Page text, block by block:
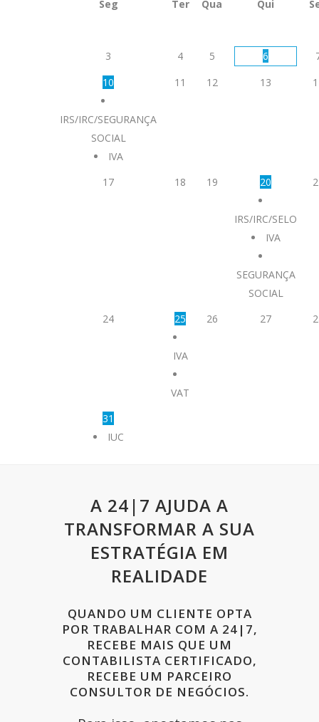
Seg Ter Qua Qui
3 4 5 6
10
IRS/IRC/SEGURANÇA
SOCIAL
IVA
11 12 13
17 18 19 20
IRS/IRC/SELO
IVA
SEGURANÇA
SOCIAL
24 25
IVA
VAT
26 27
31
IUC
A 24|7 AJUDA A
TRANSFORMAR A SUA
ESTRATÉGIA EM
REALIDADE
QUANDO UM CLIENTE OPTA
POR TRABALHAR COM A 24|7,
RECEBE MAIS QUE UM
CONTABILISTA CERTIFICADO,
RECEBE UM PARCEIRO
CONSULTOR DE NEGÓCIOS.